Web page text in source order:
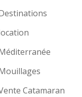
Catamaran